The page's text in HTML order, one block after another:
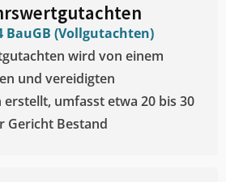
BauGB (Vollgutachten)
wird von einem
und vereidigten
umfasst etwa 20 bis 30
Gericht Bestand